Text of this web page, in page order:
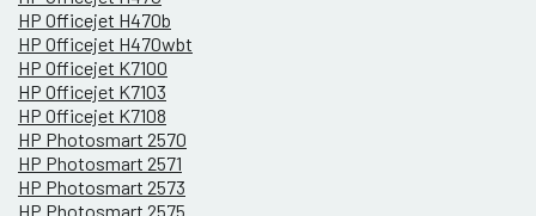
HP Officejet H470b
HP Officejet H470wbt
HP Officejet K7100
HP Officejet K7103
HP Officejet K7108
HP Photosmart 2570
HP Photosmart 2571
HP Photosmart 2573
HP Photosmart 2575